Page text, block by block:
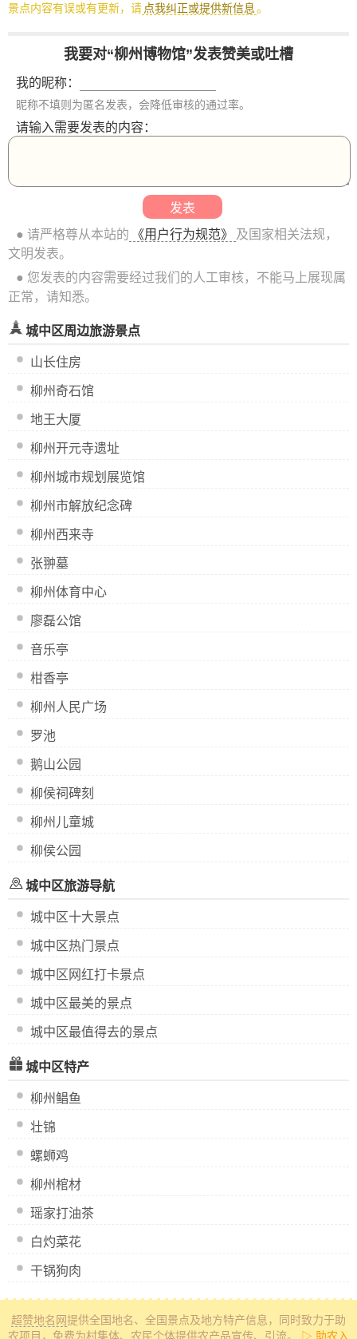
景点内容有误或有更新，请 点我纠正或提供新信息。
我要对“柳州博物馆”发表赞美或吐槽
我的昵称：
昵称不填则为匿名发表，会降低审核的通过率。
请输入需要发表的内容：
● 请严格尊从本站的 《用户行为规范》
及国家相关法规，
文明发表。
● 您发表的内容需要经过我们的人工审核，不能马上展现属
正常，请知悉。
城中区周边旅游景点
山长住房
柳州奇石馆
地王大厦
柳州开元寺遗址
柳州城市规划展览馆
柳州市解放纪念碑
柳州西来寺
张翀墓
柳州体育中心
廖磊公馆
音乐亭
柑香亭
柳州人民广场
罗池
鹅山公园
柳侯祠碑刻
柳州儿童城
柳侯公园
城中区旅游导航
城中区十大景点
城中区热门景点
城中区网红打卡景点
城中区最美的景点
城中区最值得去的景点
城中区特产
柳州鲳鱼
壮锦
螺蛳鸡
柳州棺材
瑶家打油茶
白灼菜花
干锅狗肉
超赞地名网提供全国地名、全国景点及地方特产信息 ，同时致力于助
农项目，免费为村集体、农民个体提供农产品宣传、引流。
▷ 助农入